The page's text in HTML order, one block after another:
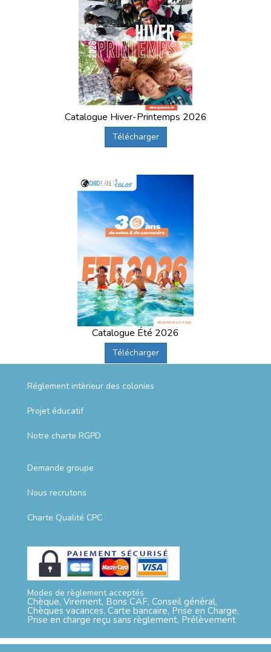
Catalogue Hiver-Printemps 2026
Télécharger
Catalogue Été 2026
Télécharger
Réglement intèrieur des colonies
Projet éducatif
Notre charte RGPD
Demande groupe
Nous recrutons
Charte Qualité CPC
Modes de règlement acceptés
Chèque, Virement, Bons CAF, Conseil général,
Chèques vacances, Carte bancaire, Prise en Charge,
Prise en charge reçu sans règlement, Prélèvement